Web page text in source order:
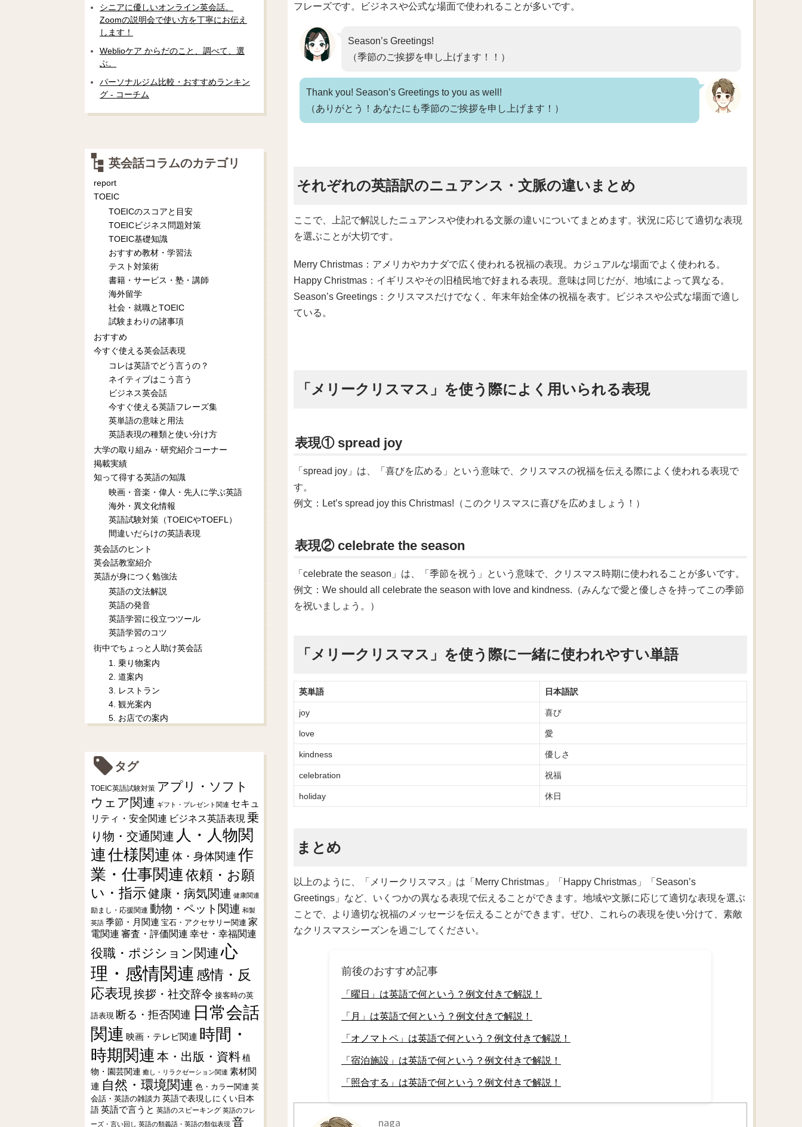
フレーズです。ビジネスや公式な場面で使われることが多いです。
Season’s Greetings!
（季節のご挨拶を申し上げます！！）
Thank you! Season’s Greetings to you as well!
（ありがとう！あなたにも季節のご挨拶を申し上げます！）
それぞれの英語訳のニュアンス・文脈の違いまとめ
ここで、上記で解説したニュアンスや使われる文脈の違いについてまとめます。状況に応じて適切な表現
を選ぶことが大切です。
Merry Christmas：アメリカやカナダで広く使われる祝福の表現。カジュアルな場面でよく使われる。
Happy Christmas：イギリスやその旧植民地で好まれる表現。意味は同じだが、地域によって異なる。
Season’s Greetings：クリスマスだけでなく、年末年始全体の祝福を表す。ビジネスや公式な場面で適し
ている。
「メリークリスマス」を使う際によく用いられる表現
表現① spread joy
「spread joy」は、「喜びを広める」という意味で、クリスマスの祝福を伝える際によく使われる表現で
す。
例文：Let’s spread joy this Christmas!（このクリスマスに喜びを広めましょう！）
表現② celebrate the season
「celebrate the season」は、「季節を祝う」という意味で、クリスマス時期に使われることが多いです。
例文：We should all celebrate the season with love and kindness.（みんなで愛と優しさを持ってこの季節
を祝いましょう。）
「メリークリスマス」を使う際に一緒に使われやすい単語
英単語 日本語訳
joy 喜び
love 愛
kindness 優しさ
celebration 祝福
holiday 休日
まとめ
以上のように、「メリークリスマス」は「Merry Christmas」「Happy Christmas」「Season’s
Greetings」など、いくつかの異なる表現で伝えることができます。地域や文脈に応じて適切な表現を選ぶ
ことで、より適切な祝福のメッセージを伝えることができます。ぜひ、これらの表現を使い分けて、素敵
なクリスマスシーズンを過ごしてください。
前後のおすすめ記事
「曜日」は英語で何という？例文付きで解説！
「月」は英語で何という？例文付きで解説！
「オノマトペ」は英語で何という？例文付きで解説！
「宿泊施設」は英語で何という？例文付きで解説！
「照合する」は英語で何という？例文付きで解説！
naga
シニアに優しいオンライン英会話。
Zoomの説明会で使い方を丁寧にお伝え
します！
Weblioケア からだのこと、調べて、選
ぶ。
パーソナルジム比較・おすすめランキン
グ - コーチム
英会話コラムのカテゴリ
report
TOEIC
TOEICのスコアと目安
TOEICビジネス問題対策
TOEIC基礎知識
おすすめ教材・学習法
テスト対策術
書籍・サービス・塾・講師
海外留学
社会・就職とTOEIC
試験まわりの諸事項
おすすめ
今すぐ使える英会話表現
コレは英語でどう言うの？
ネイティブはこう言う
ビジネス英会話
今すぐ使える英語フレーズ集
英単語の意味と用法
英語表現の種類と使い分け方
大学の取り組み・研究紹介コーナー
掲載実績
知って得する英語の知識
映画・音楽・偉人・先人に学ぶ英語
海外・異文化情報
英語試験対策（TOEICやTOEFL）
間違いだらけの英語表現
英会話のヒント
英会話教室紹介
英語が身につく勉強法
英語の文法解説
英語の発音
英語学習に役立つツール
英語学習のコツ
街中でちょっと人助け英会話
1. 乗り物案内
2. 道案内
3. レストラン
4. 観光案内
5. お店での案内
タグ
TOEIC英語試験対策 アプリ・ソフト
ウェア関連 ギフト・プレゼント関連 セキュ
リティ・安全関連 ビジネス英語表現 乗
り物・交通関連 人・人物関
連仕様関連 体・身体関連 作
業・仕事関連依頼・お願
い・指示健康・病気関連 健康関連
励まし・応援関連 動物・ペット関連 和製
英語 季節・月関連 宝石・アクセサリー関連 家
電関連 審査・評価関連 幸せ・幸福関連
役職・ポジション関連 心
理・感情関連 感情・反
応表現挨拶・社交辞令 接客時の英
語表現 断る・拒否関連 日常会話
関連 映画・テレビ関連 時間・
時期関連 本・出版・資料植
物・園芸関連 癒し・リラクゼーション関連 素材関
連 自然・環境関連 色・カラー関連 英
会話・英語の雑談力 英語で表現しにくい日本
語 英語で言うと 英語のスピーキング 英語のフレ
ーズ・言い回し 英語の類義語・英語の類似表現 音